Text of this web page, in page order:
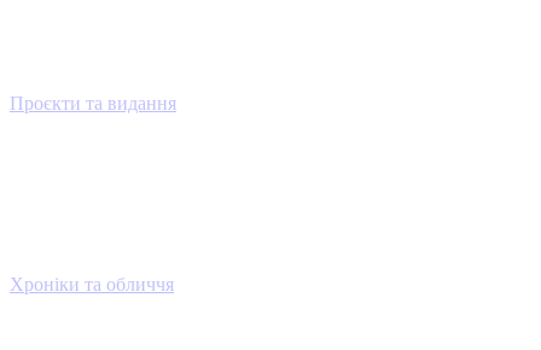
Проєкти та видання
Хроніки та обличчя